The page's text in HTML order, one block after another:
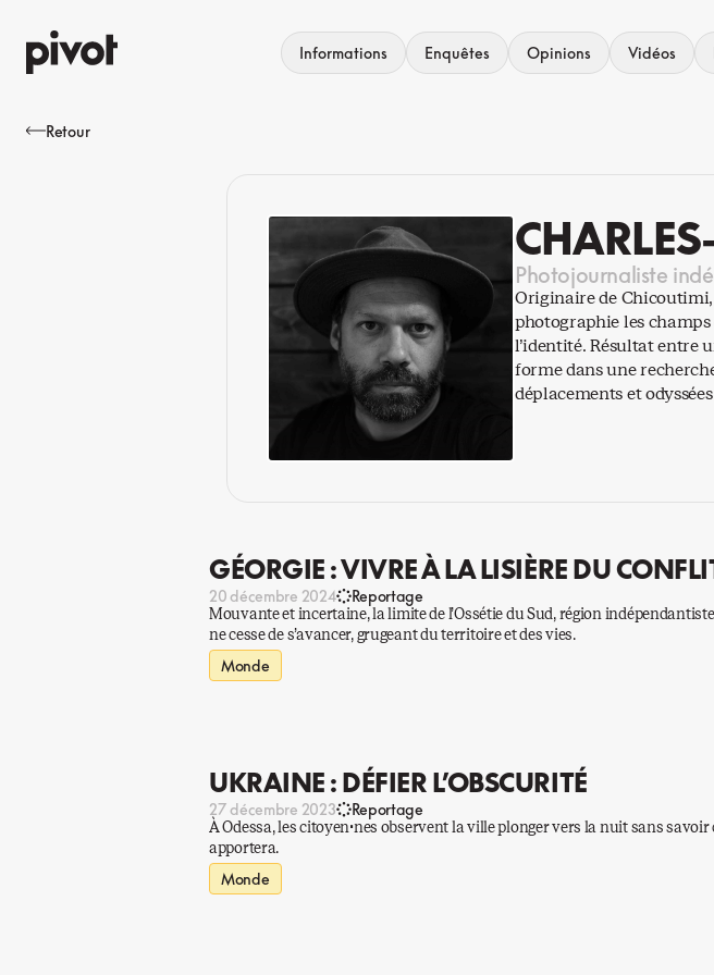
au
contenu
Informations Enquêtes Opinions Vidéos
Retour
Photojournaliste
Originaire de
photographie les
l’identité. Résultat entre
forme dans une
déplacements et
GÉORGIE : VIVRE À LA LISIÈRE DU
20 décembre 2024 Reportage
Mouvante et incertaine, la limite de l’Ossétie du Sud, région
ne cesse de s’avancer, grugeant du territoire et des vies.
Monde
UKRAINE : DÉFIER L’OBSCURITÉ
27 décembre 2023 Reportage
À Odessa, les citoyen·nes observent la ville plonger vers la nuit sans
apportera.
Monde